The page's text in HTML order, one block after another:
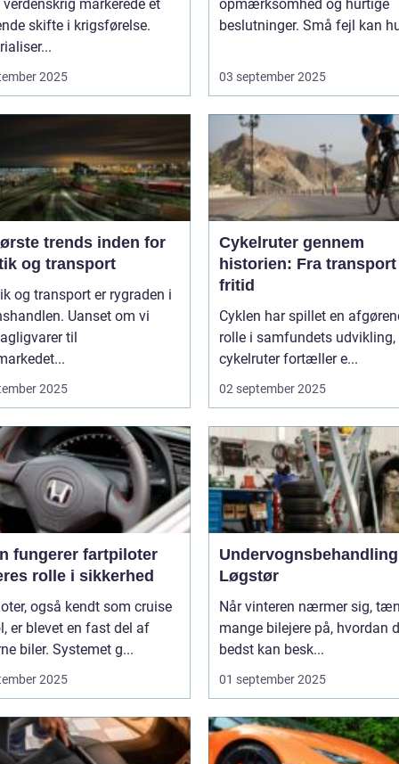
verdenskrig markerede et
skifte i krigsførelse.
2025
opmærksomhed og hurtige
beslutninger. Små fejl kan
03 september 2025
trends inden for
og transport
og transport er rygraden i
Uanset om vi
til
2025
Cykelruter gennem
historien: Fra
fritid
Cyklen har spillet en
rolle i samfundets udvikling,
cykelruter fortæller e...
02 september 2025
fungerer fartpiloter
rolle i sikkerhed
også kendt som cruise
er blevet en fast del af
biler. Systemet g...
2025
Løgstør
Når vinteren nærmer sig,
mange bilejere på, hvordan
bedst kan besk...
01 september 2025